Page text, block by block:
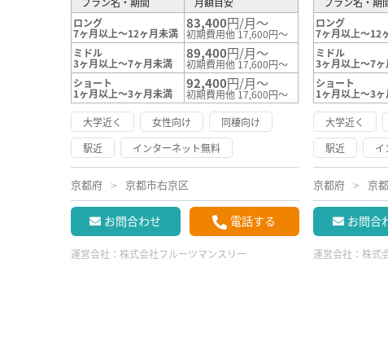
ロング
7ヶ月以上～12ヶ月未満
83,400円/月～
初期費用他 17,600円～
ミドル
3ヶ月以上～7ヶ月未満
89,400円/月～
初期費用他 17,600円～
ショート
1ヶ月以上～3ヶ月未満
92,400円/月～
初期費用他 17,600円～
大学近く
女性向け
同棲向け
駅近
インターネット無料
京都府 京都市右京区
お問合わせ 電話する
運営会社： 株式会社フルーツマンスリー
ロング
7ヶ月以上～12
ミドル
3ヶ月以上～7
ショート
1ヶ月以上～3
大学近く
駅近
イ
京都府 京
お問合
運営会社：株式